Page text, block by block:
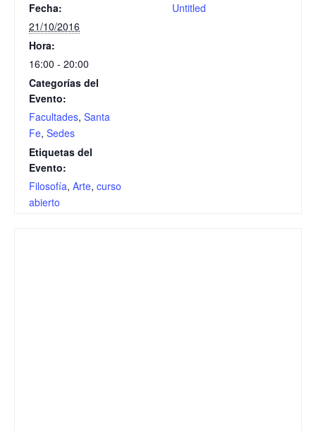
Fecha:
21/10/2016
Hora:
16:00 - 20:00
Categorías del
Evento:
Facultades, Santa
Fe, Sedes
Etiquetas del
Evento:
Filosofía, Arte, curso
abierto
Untitled